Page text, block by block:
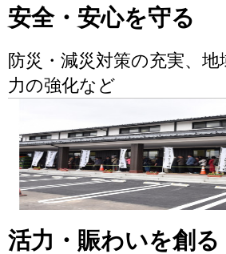
安全・安心を守る
防災・減災対策の充実、
力の強化など
活力・賑わいを創る